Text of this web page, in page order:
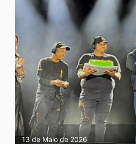
13 de Maio de 2026